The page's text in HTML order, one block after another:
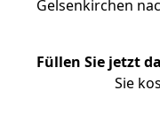
Gelsenkirchen
Füllen Sie jetzt
Sie